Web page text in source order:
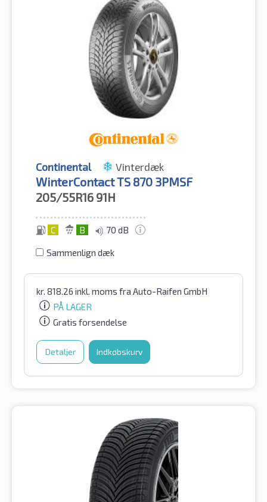
Continental Vinterdæk
WinterContact TS 870 3PMSF
205/55R16 91H
C B 70 dB
Sammenlign dæk
kr. 818.26 inkl. moms fra Auto-Raifen GmbH
PÅ LAGER
Gratis forsendelse
Detaljer Indkøbskurv